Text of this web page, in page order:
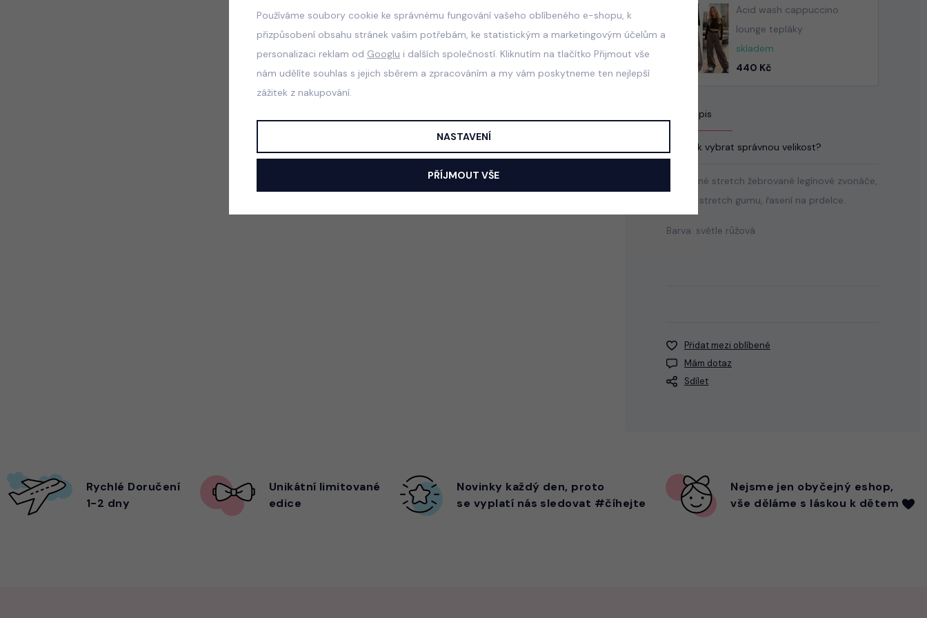
Acid wash cappuccino
lounge tepláky
skladem
440 Kč
Popis
Jak vybrat správnou velikost?
Pohodlné stretch žebrované legínové zvonáče,
pas na stretch gumu, řasení na prdelce.
Barva: světle růžová
Přidat mezi oblíbené
Mám dotaz
Sdílet
Rychlé Doručení
1-2 dny
Unikátní limitované
edice
Novinky každý den, proto
se vyplatí nás sledovat #číhejte
Nejsme jen obyčejný eshop,
vše děláme s láskou k dětem
Používáme soubory cookie ke správnému fungování vašeho oblíbeného e-shopu, k
přizpůsobení obsahu stránek vašim potřebám, ke statistickým a marketingovým účelům a
personalizaci reklam od Googlu i dalších společností. Kliknutím na tlačítko Přijmout vše
nám udělíte souhlas s jejich sběrem a zpracováním a my vám poskytneme ten nejlepší
zážitek z nakupování.
NASTAVENÍ
PŘÍJMOUT VŠE